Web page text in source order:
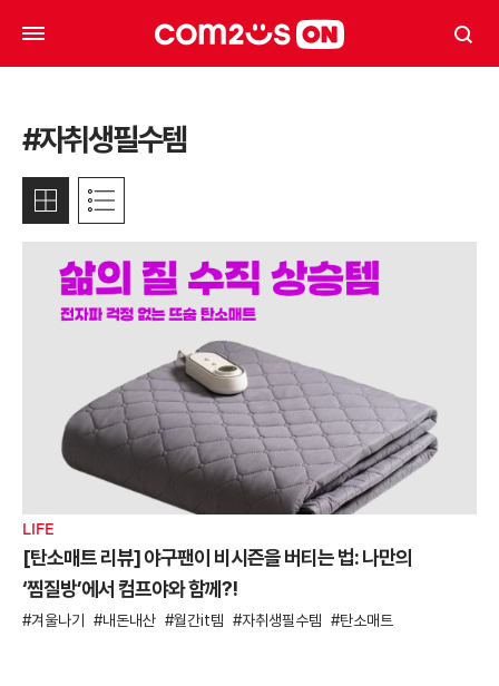
#자취생필수템
LIFE
[탄소매트 리뷰] 야구팬이 비시즌을 버티는 법: 나만의
‘찜질방’에서 컴프야와 함께?!
겨울나기 내돈내산 월간it템 자취생필수템 탄소매트